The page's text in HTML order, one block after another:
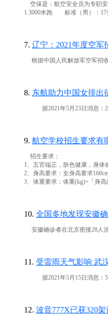
空保是：航空安全员为专职
1.3000米跑 标准（男）：
7. 辽宁：2021年度空军
根据中国人民解放军空军招
8. 东航助力中国女排出
据2021年5月23日消息：
9. 航空学校招生要求有
招生要求：
1、五官端正，肤色健康，身
2、身高要求：女身高要求
3、体重要求：体重(kg)=「身高
10. 全国多地发现安徽
安徽确诊者在北京密接28人
11. 受雷雨天气影响 武
据2021年5月15日消息：5月
12. 波音777X已获320